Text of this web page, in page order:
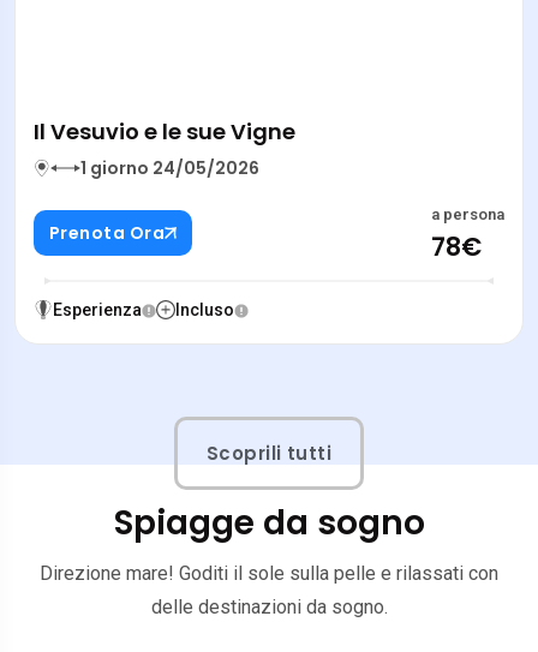
Il Vesuvio e le sue Vigne
1 giorno 24/05/2026
Prenota Ora
a persona
78€
Esperienza Incluso
Scoprili tutti
Spiagge da sogno
Direzione mare! Goditi il sole sulla pelle e rilassati con
delle destinazioni da sogno.